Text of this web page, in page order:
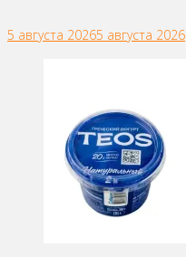
5 августа 20265 августа 2026